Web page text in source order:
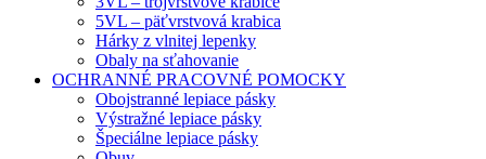
5VL – päťvrstvová krabica
Hárky z vlnitej lepenky
Obaly na sťahovanie
OCHRANNÉ PRACOVNÉ POMOCKY
Obojstranné lepiace pásky
Výstražné lepiace pásky
Špeciálne lepiace pásky